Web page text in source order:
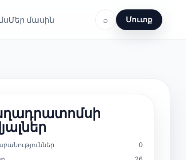
Մեր մասին ⌕ Մուտք
0